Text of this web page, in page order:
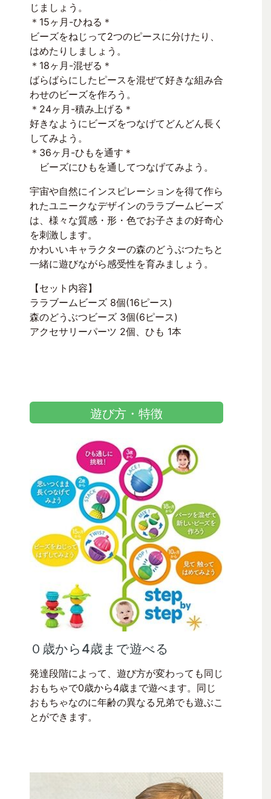
じましょう。
＊15ヶ月-ひねる＊
ビーズをねじって2つのピースに分けたり、
はめたりしましょう。
＊18ヶ月-混ぜる＊
ばらばらにしたピースを混ぜて好きな組み合
わせのビーズを作ろう。
＊24ヶ月-積み上げる＊
好きなようにビーズをつなげてどんどん長く
してみよう。
＊36ヶ月-ひもを通す＊
​ ビーズにひもを通してつなげてみよう。
宇宙や自然にインスピレーションを得て作ら
れたユニークなデザインのララブームビーズ
は、様々な質感・形・色でお子さまの好奇心
を刺激します。
かわいいキャラクターの森のどうぶつたちと
一緒に遊びながら感受性を育みましょう。
【セット内容】
ララブームビーズ 8個(16ピース)
森のどうぶつビーズ 3個(6ピース)
アクセサリーパーツ 2個、ひも 1本
遊び方・特徴
０歳から4歳まで遊べる
発達段階によって、遊び方が変わっても同じ
おもちゃで0歳から4歳まで遊べます。同じ
おもちゃなのに年齢の異なる兄弟でも遊ぶこ
とができます。